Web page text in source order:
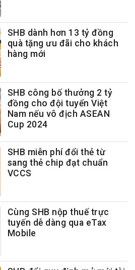
SHB dành hơn 13 tỷ đồng
quà tặng ưu đãi cho khách
hàng mới
SHB công bố thưởng 2 tỷ
đồng cho đội tuyển Việt
Nam nếu vô địch ASEAN
Cup 2024
SHB miễn phí đổi thẻ từ
sang thẻ chip đạt chuẩn
VCCS
Cùng SHB nộp thuế trực
tuyến dễ dàng qua eTax
Mobile